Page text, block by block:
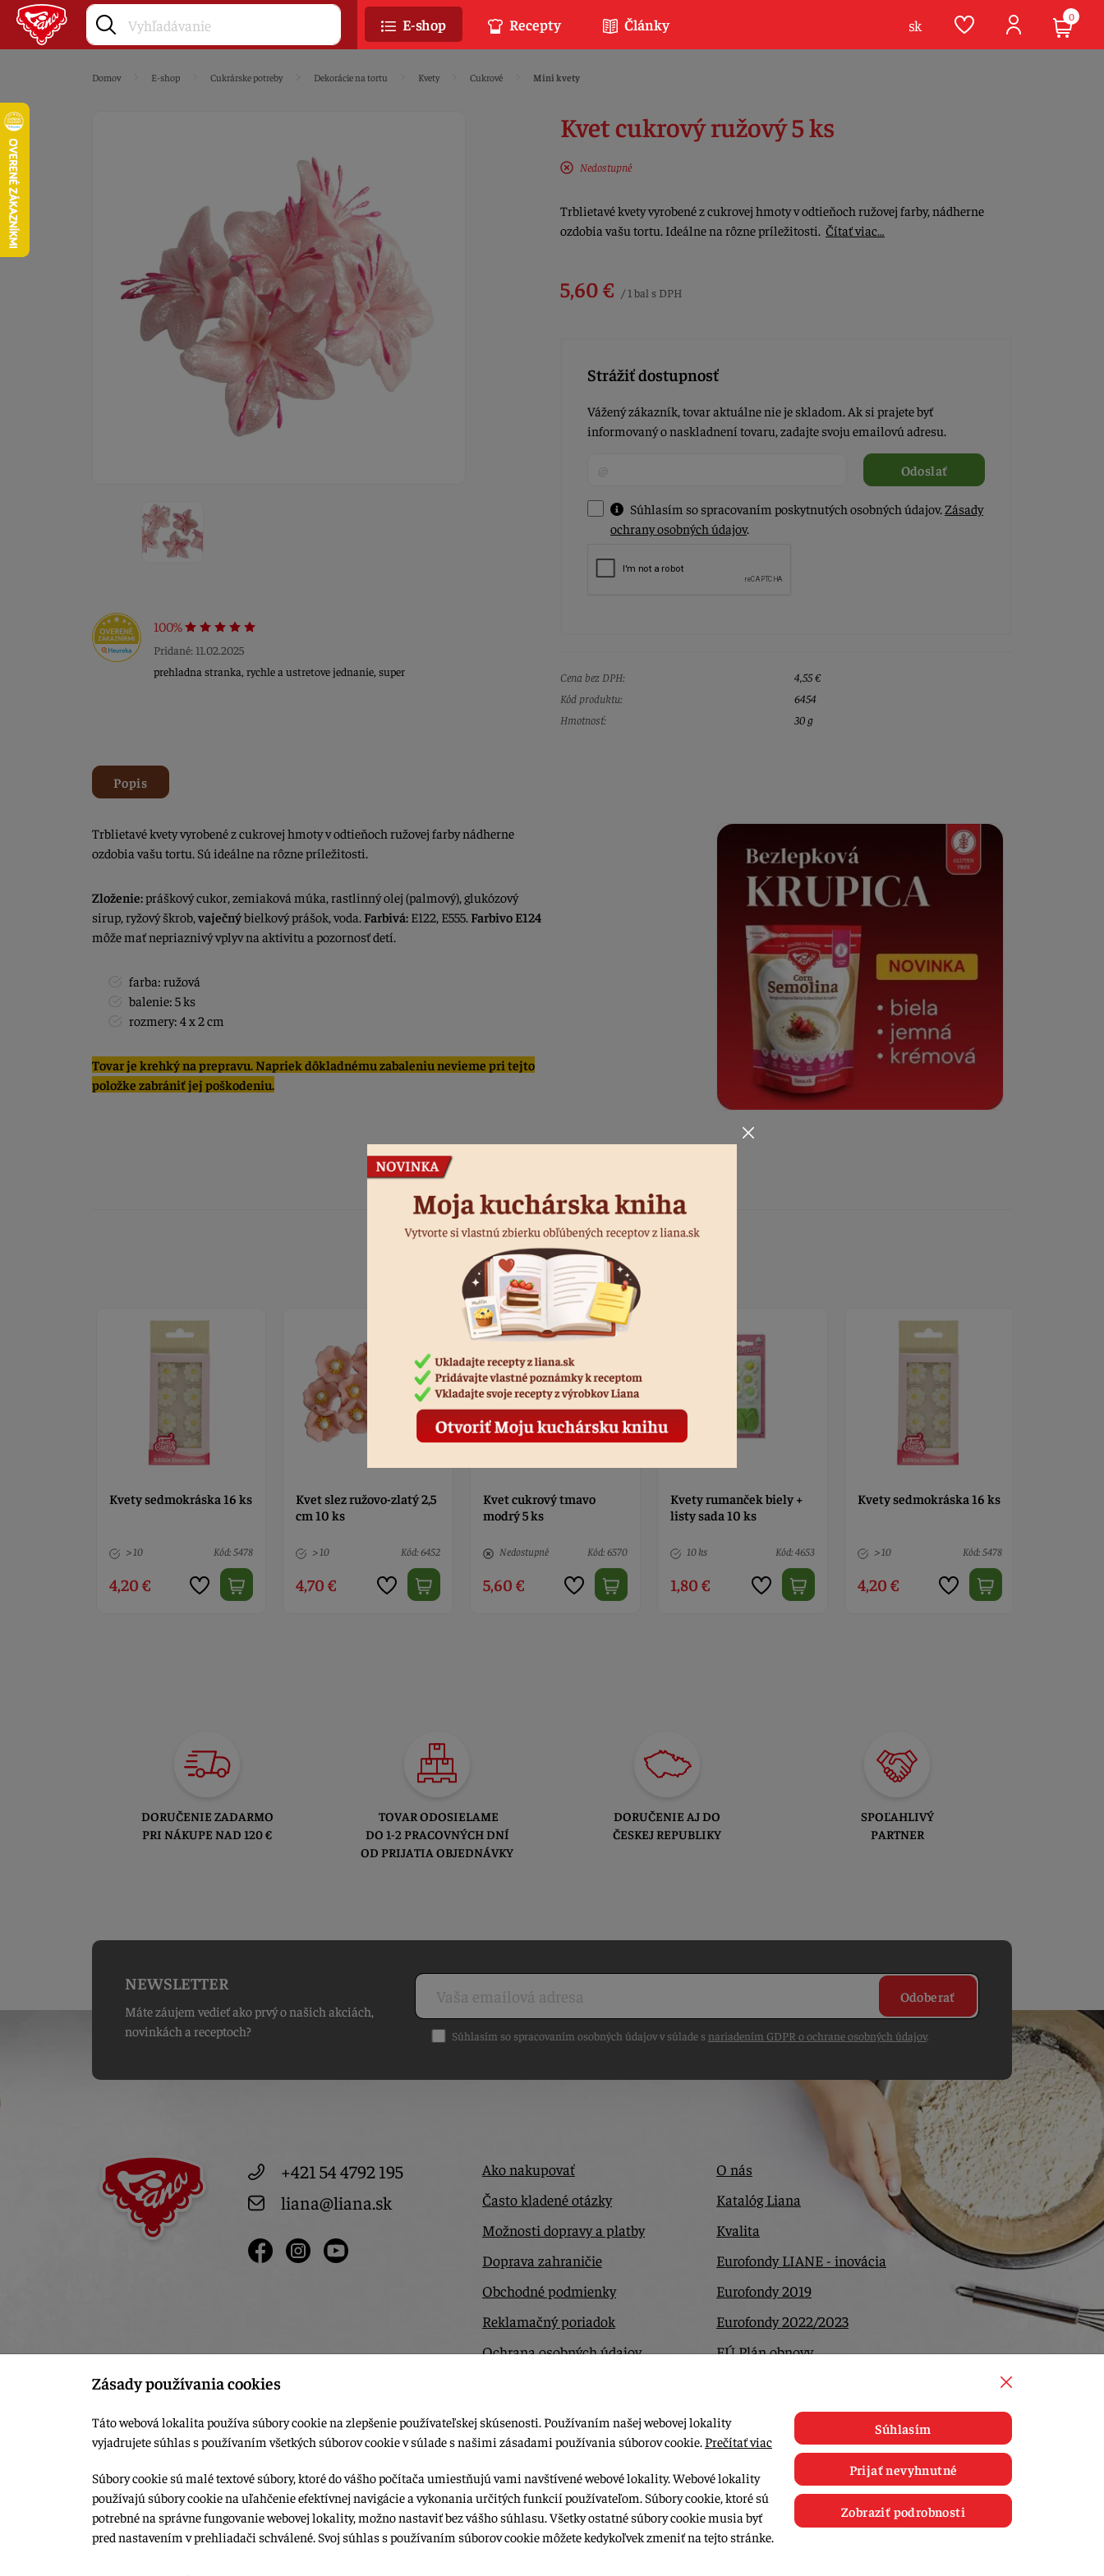
Domov E-shop Cukrárske potreby Dekorácie na tortu Kvety Cukrové Mini kvety
100%
Pridané: 11.02.2025
prehladna stranka, rychle a ustretove jednanie, super
Kvet cukrový ružový 5 ks
Nedostupné
Trblietavé kvety vyrobené z cukrovej hmoty v odtieňoch ružovej farby, nádherne
ozdobia vašu tortu. Ideálne na rôzne príležitosti. Čítať viac…
5,60 € / 1 bal s DPH
Strážiť dostupnosť
Vážený zákazník, tovar aktuálne nie je skladom. Ak si prajete byť
informovaný o naskladnení tovaru, zadajte svoju emailovú adresu.
Odoslať
Súhlasím so spracovaním poskytnutých osobných údajov.Zásady
ochrany osobných údajov.
Cena bez DPH:
4,55 €
Kód produktu:
6454
Hmotnosť:
30 g
Popis
Trblietavé kvety vyrobené z cukrovej hmoty v odtieňoch ružovej farby nádherne
ozdobia vašu tortu. Sú ideálne na rôzne príležitosti.
Zloženie:práškový cukor, zemiaková múka, rastlinný olej (palmový), glukózový
sirup, ryžový škrob,vaječnýbielkový prášok, voda. Farbivá: E122, E555. Farbivo E124
môže mať nepriaznivý vplyv na aktivitu a pozornosť detí.
farba: ružová
balenie: 5 ks
rozmery: 4 x 2 cm
Tovar je krehký na prepravu. Napriek dôkladnému zabaleniu nevieme pri tejto
položke zabrániť jej poškodeniu.
Podobné produkty
Kvety sedmokráska 16 ks
> 10 Kód: 5478
4,20 €
Kvet slez ružovo-zlatý 2,5
cm 10 ks
> 10 Kód: 6452
4,70 €
Kvet cukrový tmavo
modrý 5 ks
Nedostupné Kód: 6570
5,60 €
Kvety rumanček biely +
listy sada 10 ks
10 ks Kód: 4653
1,80 €
Kvety sedmokráska 16 ks
> 10 Kód: 5478
4,20 €
DORUČENIE ZADARMO
PRI NÁKUPE NAD 120 €
TOVAR ODOSIELAME
DO 1-2 PRACOVNÝCH DNÍ
OD PRIJATIA OBJEDNÁVKY
DORUČENIE AJ DO
ČESKEJ REPUBLIKY
SPOĽAHLIVÝ
PARTNER
NEWSLETTER
Máte záujem vedieť ako prvý o našich akciách,
novinkách a receptoch?
Odoberať
Súhlasím so spracovaním osobných údajov v súlade snariadením GDPR o ochrane osobných údajov.
+421 54 4792 195
liana@liana.sk
Ako nakupovať
Často kladené otázky
Možnosti dopravy a platby
Doprava zahraničie
Obchodné podmienky
Reklamačný poriadok
Ochrana osobných údajov
O nás
Katalóg Liana
Kvalita
Eurofondy LIANE - inovácia
Eurofondy 2019
Eurofondy 2022/2023
EÚ Plán obnovy
© 2015-2026, LIANA GOLIAŠ s.r.o. všetky práva vyhradené.
Upraviť nastavenia Cookies
E-shop Recepty Články sk 0
Zásady používania cookies
Táto webová lokalita používa súbory cookie na zlepšenie používateľskej skúsenosti. Používaním našej webovej lokality
vyjadrujete súhlas s používaním všetkých súborov cookie v súlade s našimi zásadami používania súborov cookie. Prečítať viac
Súbory cookie sú malé textové súbory, ktoré do vášho počítača umiestňujú vami navštívené webové lokality. Webové lokality
používajú súbory cookie na uľahčenie efektívnej navigácie a vykonania určitých funkcií používateľom. Súbory cookie, ktoré sú
potrebné na správne fungovanie webovej lokality, možno nastaviť bez vášho súhlasu. Všetky ostatné súbory cookie musia byť
pred nastavením v prehliadači schválené. Svoj súhlas s používaním súborov cookie môžete kedykoľvek zmeniť na tejto stránke.
Súhlasím
Prijať nevyhnutné
Zobraziť podrobnosti